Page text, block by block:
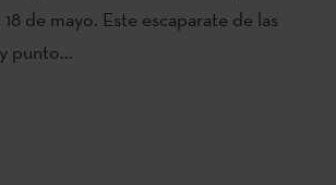
de mayo. Este escaparate de las
punto...